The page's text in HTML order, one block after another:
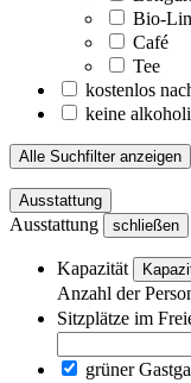
Bio-
Café
Tee
kostenlos
keine
Alle Suchfilter anzeigen
Ausstattung
Ausstattung schließen
Kapazität
Anzahl der
Sitzplätze im
grüner